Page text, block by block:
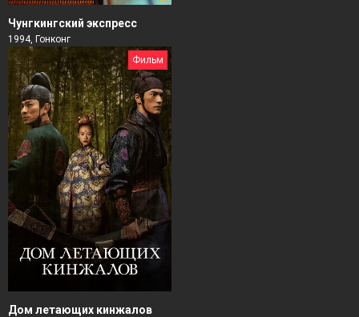
Чунгкингский экспресс
1994, Гонконг
Фильм
Дом летающих кинжалов